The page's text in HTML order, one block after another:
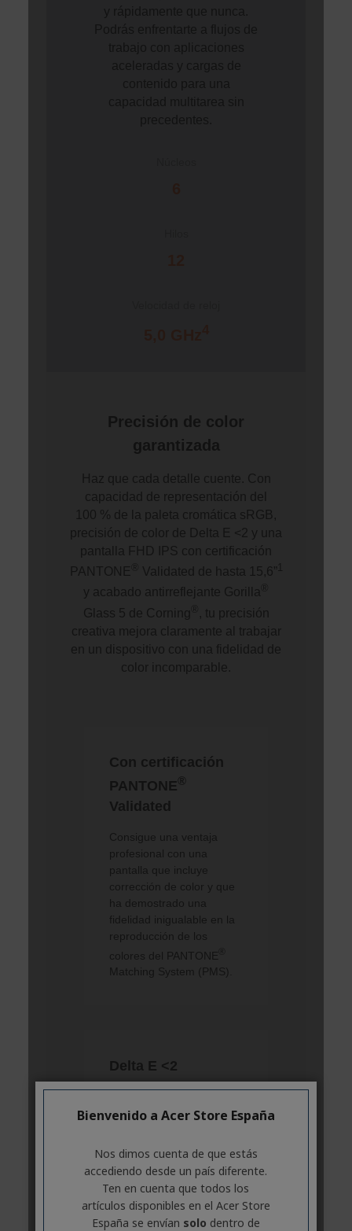
Bienvenido a Acer Store España
Nos dimos cuenta de que estás
accediendo desde un país diferente.
Ten en cuenta que todos los
artículos disponibles en el Acer Store
España se envían solo dentro de